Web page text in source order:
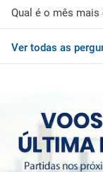
Qual é o mês mais
Ver todas as